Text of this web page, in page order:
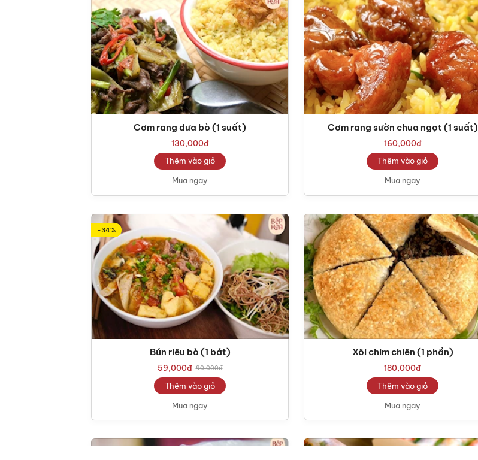
Cơm rang dưa bò (1 suất)
130,000đ
Mua ngay
Thêm vào giỏ
Cơm rang sườn chua ngọt (1 suất)
160,000đ
Mua ngay
Thêm vào giỏ
-34%
Bún riêu bò (1 bát)
59,000đ 90,000đ
Mua ngay
Thêm vào giỏ
Xôi chim chiên (1 phần)
180,000đ
Mua ngay
Thêm vào giỏ